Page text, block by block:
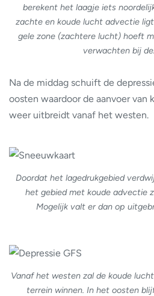
berekent het laagje iets
zachte en koude lucht advectie
gele zone (zachtere lucht) hoeft
verwachten bij
Na de middag schuift de
oosten waardoor de aanvoer van
weer uitbreidt vanaf het westen.
Doordat het lagedrukgebied
het gebied met koude advectie
Mogelijk valt er dan op
Vanaf het westen zal de koude
terrein winnen. In het oosten